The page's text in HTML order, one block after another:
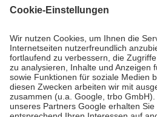
Grundsätzlich leisten Mitglieder
höchstens zehn Euro.
Es sind jedoch
Kosten der Leistung zu entrichten.
Diese Regeln gelten grundsätzlich
Bei Heilmitteln und häuslicher
Zuzahlung zehn Prozent der Kosten
Verordnung.
Um das Engagement der Versicherten